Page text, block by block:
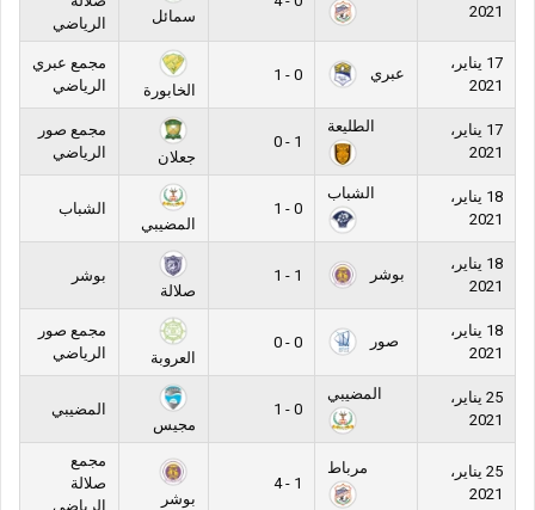
2021
سمائل
الرياضي
17 يناير،
2021
عبري
0 - 1
الخابورة
مجمع عبري
الرياضي
17 يناير،
2021
الطليعة
1 - 0
جعلان
مجمع صور
الرياضي
18 يناير،
2021
الشباب
0 - 1
المضيبي
الشباب
18 يناير،
2021
بوشر
1 - 1
صلالة
بوشر
18 يناير،
2021
صور
0 - 0
العروبة
مجمع صور
الرياضي
25 يناير،
2021
المضيبي
0 - 1
مجيس
المضيبي
25 يناير،
2021
مرباط
1 - 4
بوشر
مجمع
صلالة
الرياضي